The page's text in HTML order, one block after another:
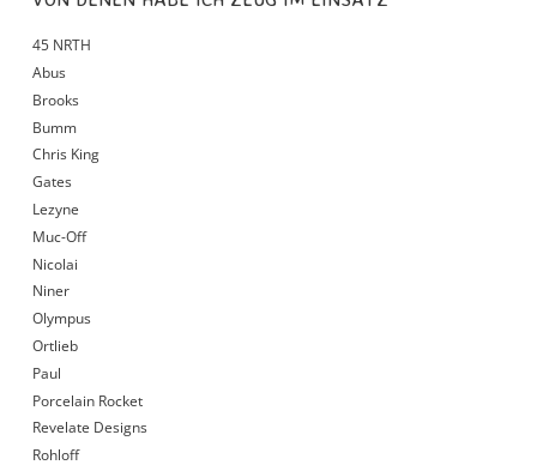
45 NRTH
Abus
Brooks
Bumm
Chris King
Gates
Lezyne
Muc-Off
Nicolai
Niner
Olympus
Ortlieb
Paul
Porcelain Rocket
Revelate Designs
Rohloff